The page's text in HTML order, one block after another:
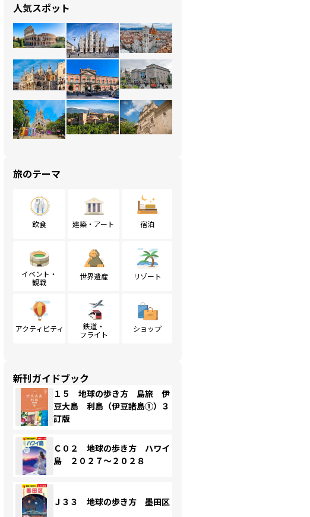
人気スポット
旅のテーマ
飲食 建築・アート 宿泊
イベント・
観戦
世界遺産 リゾート
アクティビティ
鉄道・
フライト
ショップ
新刊ガイドブック
１５ 地球の歩き方 島旅 伊
豆大島 利島（伊豆諸島①）３
訂版
Ｃ０２ 地球の歩き方 ハワイ
島 ２０２７～２０２８
Ｊ３３ 地球の歩き方 墨田区